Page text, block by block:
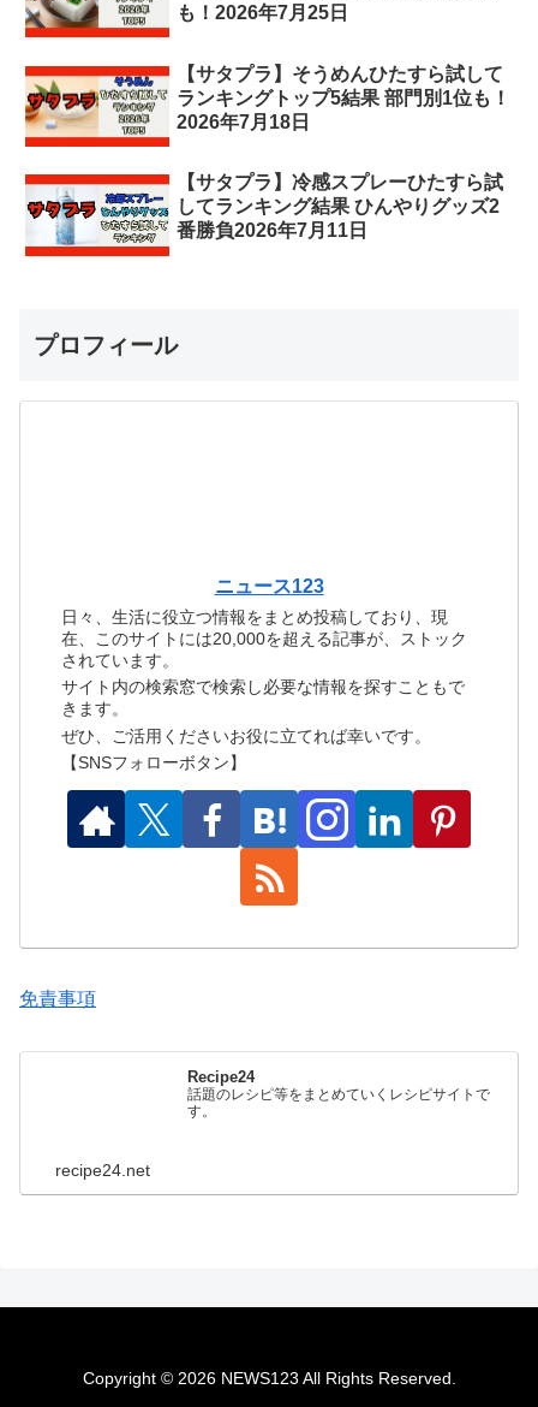
も！2026年7月25日
【サタプラ】そうめんひたすら試して
ランキングトップ5結果 部門別1位も！
2026年7月18日
【サタプラ】冷感スプレーひたすら試
してランキング結果 ひんやりグッズ2
番勝負2026年7月11日
プロフィール
ニュース123
日々、生活に役立つ情報をまとめ投稿しており、現
在、このサイトには20,000を超える記事が、ストック
されています。
サイト内の検索窓で検索し必要な情報を探すこともで
きます。
ぜひ、ご活用くださいお役に立てれば幸いです。
【SNSフォローボタン】
免責事項
Recipe24
話題のレシピ等をまとめていくレシピサイトで
す。
recipe24.net
Copyright © 2026 NEWS123 All Rights Reserved.